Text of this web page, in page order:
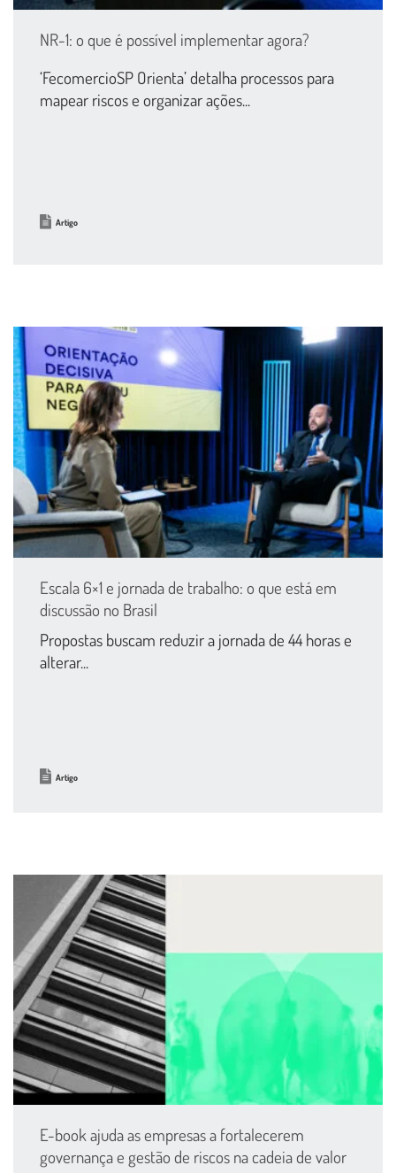
NR-1: o que é possível implementar agora?
‘FecomercioSP Orienta’ detalha processos para
mapear riscos e organizar ações...
Artigo
Escala 6×1 e jornada de trabalho: o que está em
discussão no Brasil
Propostas buscam reduzir a jornada de 44 horas e
alterar...
Artigo
E-book ajuda as empresas a fortalecerem
governança e gestão de riscos na cadeia de valor